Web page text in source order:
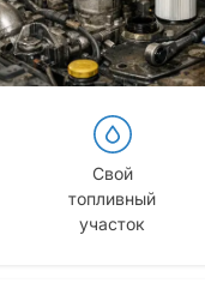
Свой
топливный
участок